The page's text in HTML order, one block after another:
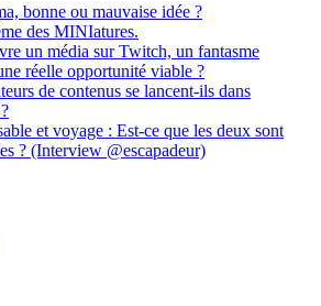
bonne ou mauvaise idée ?
des MINIatures.
un média sur Twitch, un fantasme
réelle opportunité viable ?
de contenus se lancent-ils dans
et voyage : Est-ce que les deux sont
? (Interview @escapadeur)